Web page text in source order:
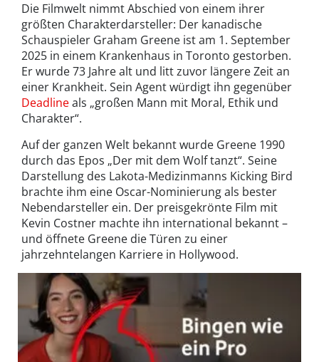
Die Filmwelt nimmt Abschied von einem ihrer
größten Charakterdarsteller: Der kanadische
Schauspieler Graham Greene ist am 1. September
2025 in einem Krankenhaus in Toronto gestorben.
Er wurde 73 Jahre alt und litt zuvor längere Zeit an
einer Krankheit. Sein Agent würdigt ihn gegenüber
Deadlineals „großen Mann mit Moral, Ethik und
Charakter“.
Auf der ganzen Welt bekannt wurde Greene 1990
durch das Epos „Der mit dem Wolf tanzt“. Seine
Darstellung des Lakota-Medizinmanns Kicking Bird
brachte ihm eine Oscar-Nominierung als bester
Nebendarsteller ein. Der preisgekrönte Film mit
Kevin Costner machte ihn international bekannt –
und öffnete Greene die Türen zu einer
jahrzehntelangen Karriere in Hollywood.